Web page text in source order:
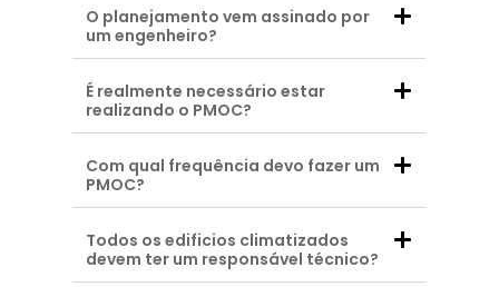
O planejamento vem assinado por
um engenheiro?
É realmente necessário estar
realizando o PMOC?
Com qual frequência devo fazer um
PMOC?
Todos os edificios climatizados
devem ter um responsável técnico?